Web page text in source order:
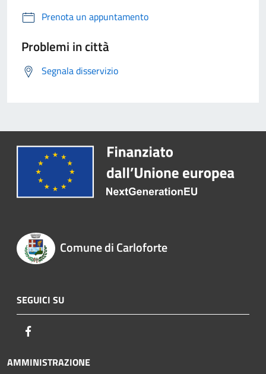
Prenota un appuntamento
Problemi in città
Segnala disservizio
Comune di Carloforte
SEGUICI SU
AMMINISTRAZIONE